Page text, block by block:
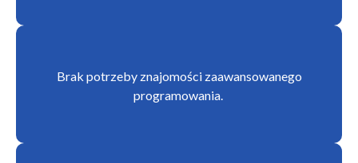
Brak potrzeby znajomości zaawansowanego
programowania.